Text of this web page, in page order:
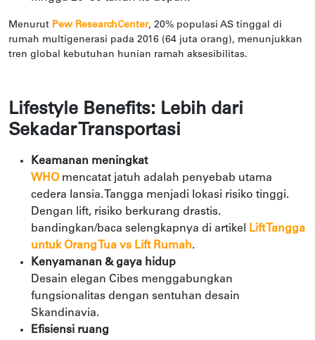
Menurut Pew ResearchCenter, 20% populasi AS tinggal di
rumah multigenerasi pada 2016 (64 juta orang), menunjukkan
tren global kebutuhan hunian ramah aksesibilitas.
Lifestyle Benefits: Lebih dari
Sekadar Transportasi
Keamanan meningkat
WHOmencatat jatuh adalah penyebab utama
cedera lansia. Tangga menjadi lokasi risiko tinggi.
Dengan lift, risiko berkurang drastis.
bandingkan/baca selengkapnya di artikel
Lift Tangga
untuk Orang Tua vs Lift Rumah.
Kenyamanan & gaya hidup
Desain elegan Cibes menggabungkan
fungsionalitas dengan sentuhan desain
Skandinavia.
Efisiensi ruang